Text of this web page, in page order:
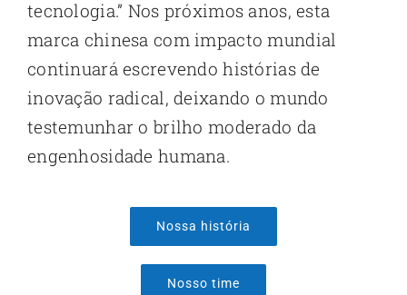
tecnologia.” Nos próximos anos, esta
marca chinesa com impacto mundial
continuará escrevendo histórias de
inovação radical, deixando o mundo
testemunhar o brilho moderado da
engenhosidade humana.
Nossa história
Nosso time